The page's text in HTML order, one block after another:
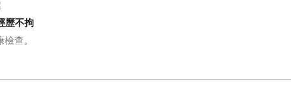
歷不拘
查。